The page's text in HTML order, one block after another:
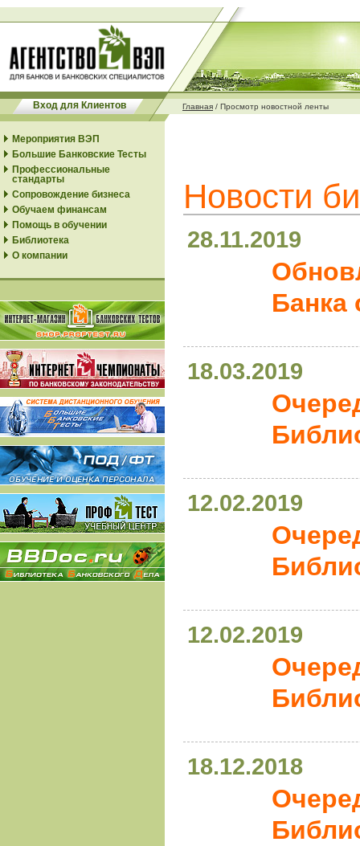
Вход для Клиентов Главная / Просмотр новостной ленты
Мероприятия ВЭП
Большие Банковские Тесты
Профессиональные
стандарты
Сопровождение бизнеса
Обучаем финансам
Помощь в обучении
Библиотека
О компании
Новости
28.11.2019
Банка
18.03.2019
12.02.2019
12.02.2019
18.12.2018